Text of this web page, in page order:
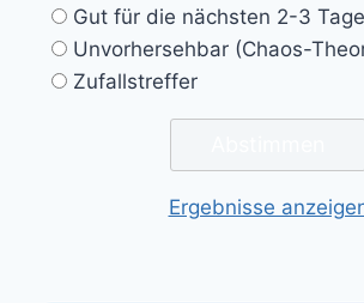
Gut für die nächsten 2-3 Tage
Unvorhersehbar (Chaos-
Zufallstreffer
Ergebnisse